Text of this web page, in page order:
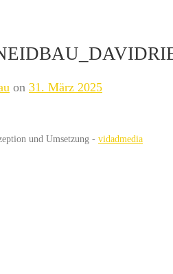
on 31. März 2025
und Umsetzung - vidadmedia